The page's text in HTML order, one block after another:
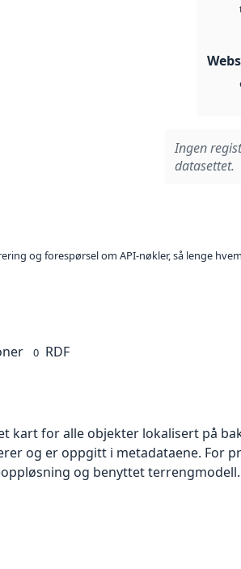
Ingen
datasettet.
og forespørsel om API-nøkler, så lenge
0 RDF
kart for alle objekter lokalisert på
og er oppgitt i metadataene. For
og benyttet